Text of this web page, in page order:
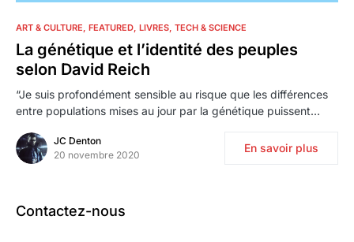
3
ART & CULTURE FEATURED LIVRES TECH & SCIENCE
La génétique et l’identité des peuples
selon David Reich
“Je suis profondément sensible au risque que les différences
entre populations mises au jour par la génétique puissent…
JC Denton
20 novembre 2020
En savoir plus
Contactez-nous